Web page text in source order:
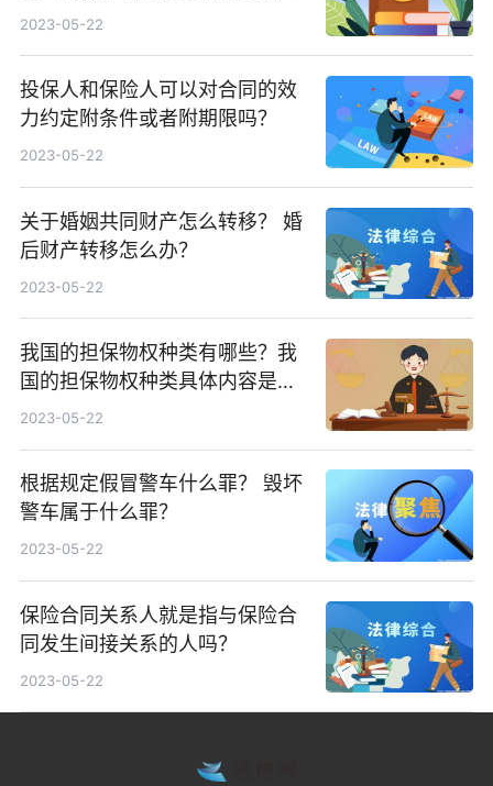
哪些材料？
2023-05-22
投保人和保险人可以对合同的效
力约定附条件或者附期限吗？
2023-05-22
关于婚姻共同财产怎么转移？ 婚
后财产转移怎么办？
2023-05-22
我国的担保物权种类有哪些？我
国的担保物权种类具体内容是什
么？
2023-05-22
根据规定假冒警车什么罪？ 毁坏
警车属于什么罪？
2023-05-22
保险合同关系人就是指与保险合
同发生间接关系的人吗？
2023-05-22